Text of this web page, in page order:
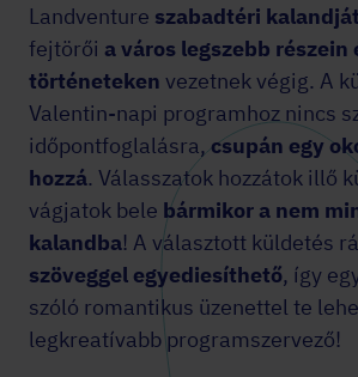
Landventure szabadtéri
fejtörői a város legszebb részein
történeteken vezetnek végig. A
Valentin-napi programhoz nincs
időpontfoglalásra,csupán egy
hozzá. Válasszatok hozzátok illő
vágjatok bele bármikor a nem
kalandba! A választott küldetés
szöveggel egyediesíthető, így
szóló romantikus üzenettel te
legkreatívabb programszervező!